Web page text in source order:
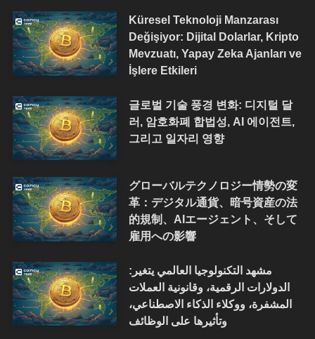
Küresel Teknoloji Manzarası
Değişiyor: Dijital Dolarlar, Kripto
Mevzuatı, Yapay Zeka Ajanları ve
İşlere Etkileri
글로벌 기술 풍경 변화: 디지털 달
러, 암호화폐 합법성, AI 에이전트,
그리고 일자리 영향
グローバルテクノロジー情勢の変
革：デジタル通貨、暗号資産の法
的規制、AIエージェント、そして
雇用への影響
مشهد التكنولوجيا العالمي يتغير:
الدولارات الرقمية، وقانونية العملات
المشفرة، ووكلاء الذكاء الاصطناعي،
وتأثيرها على الوظائف